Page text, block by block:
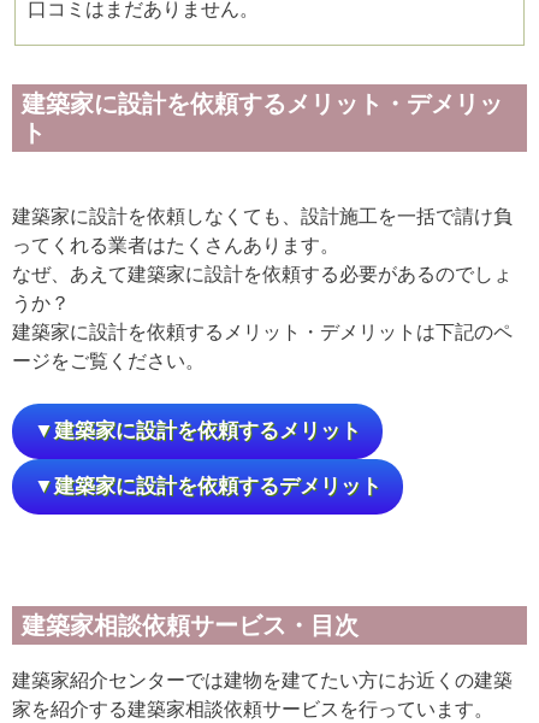
口コミはまだありません。
建築家に設計を依頼するメリット・デメリッ
ト
建築家に設計を依頼しなくても、設計施工を一括で請け負
ってくれる業者はたくさんあります。
なぜ、あえて建築家に設計を依頼する必要があるのでしょ
うか？
建築家に設計を依頼するメリット・デメリットは下記のペ
ージをご覧ください。
▼建築家に設計を依頼するメリット
▼建築家に設計を依頼するデメリット
建築家相談依頼サービス・目次
建築家紹介センターでは建物を建てたい方にお近くの建築
家を紹介する建築家相談依頼サービスを行っています。